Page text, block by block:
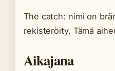
The catch: nimi on
rekisteröity. Tämä
Aikajana